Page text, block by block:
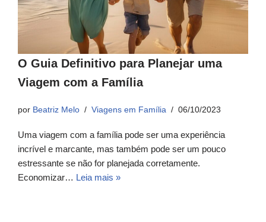
O Guia Definitivo para Planejar uma
Viagem com a Família
por Beatriz Melo Viagens em Família 06/10/2023
Uma viagem com a família pode ser uma experiência
incrível e marcante, mas também pode ser um pouco
estressante se não for planejada corretamente.
Economizar… Leia mais »